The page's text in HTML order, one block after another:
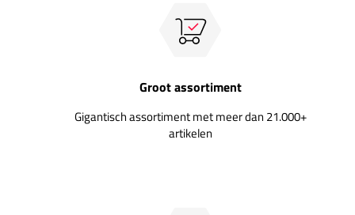
Groot assortiment
Gigantisch assortiment met meer dan 21.000+
artikelen